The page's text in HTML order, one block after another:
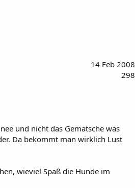
14 Feb 2008
298
und nicht das Gematsche was
Da bekommt man wirklich Lust
wieviel Spaß die Hunde im